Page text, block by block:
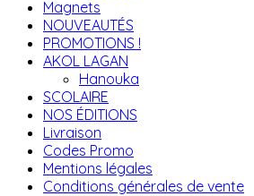
Magnets
NOUVEAUTÉS
PROMOTIONS !
AKOL LAGAN
Hanouka
SCOLAIRE
NOS ÉDITIONS
Livraison
Codes Promo
Mentions légales
Conditions générales de vente